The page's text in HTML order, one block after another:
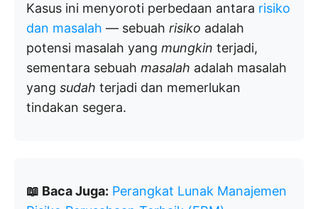
Kasus ini menyoroti perbedaan antara risiko
dan masalah — sebuah risiko adalah
potensi masalah yang mungkin terjadi,
sementara sebuah masalah adalah masalah
yang sudah terjadi dan memerlukan
tindakan segera.
📖 Baca Juga: Perangkat Lunak Manajemen